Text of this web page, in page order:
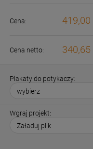
Cena: 419,00
Cena netto: 340,65
Plakaty do potykaczy:
Wgraj projekt: